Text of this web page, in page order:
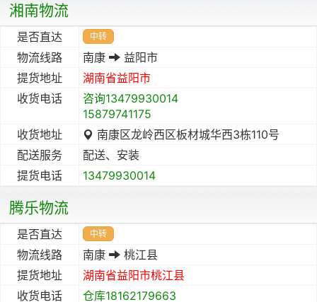
湘南物流
是否直达 中转
物流线路 南康
益阳市
提货地址
湖南省益阳市
收货电话
咨询13479930014
15879741175
收货地址
南康区龙岭西区板材城华西3栋110号
配送服务
配送、安装
提货电话
13479930014
腾乐物流
是否直达 中转
物流线路 南康
桃江县
提货地址
湖南省益阳市桃江县
收货电话
仓库18162179663